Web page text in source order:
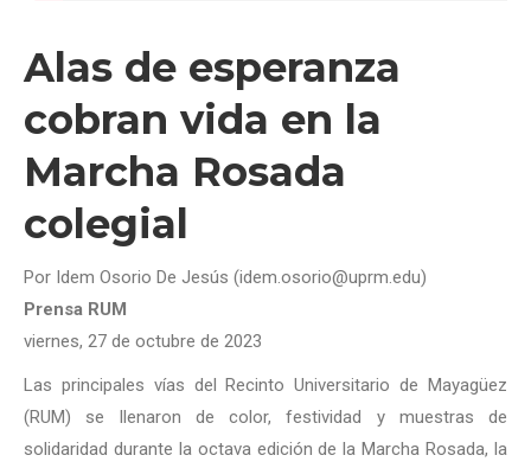
Alas de esperanza
cobran vida en la
Marcha Rosada
colegial
Por Idem Osorio De Jesús (idem.osorio@uprm.edu)
Prensa RUM
viernes, 27 de octubre de 2023
Las principales vías del Recinto Universitario de Mayagüez
(RUM) se llenaron de color, festividad y muestras de
solidaridad durante la octava edición de la Marcha Rosada, la